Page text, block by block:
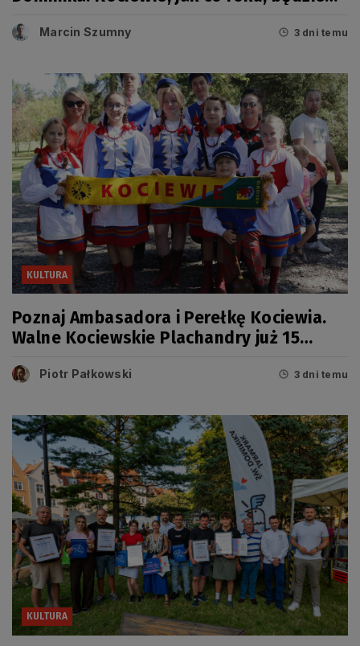
Marcin Szumny 3 dni temu
KULTURA
Poznaj Ambasadora i Perełkę Kociewia.
Walne Kociewskie Plachandry już 15
Piotr Pałkowski 3 dni temu
KULTURA